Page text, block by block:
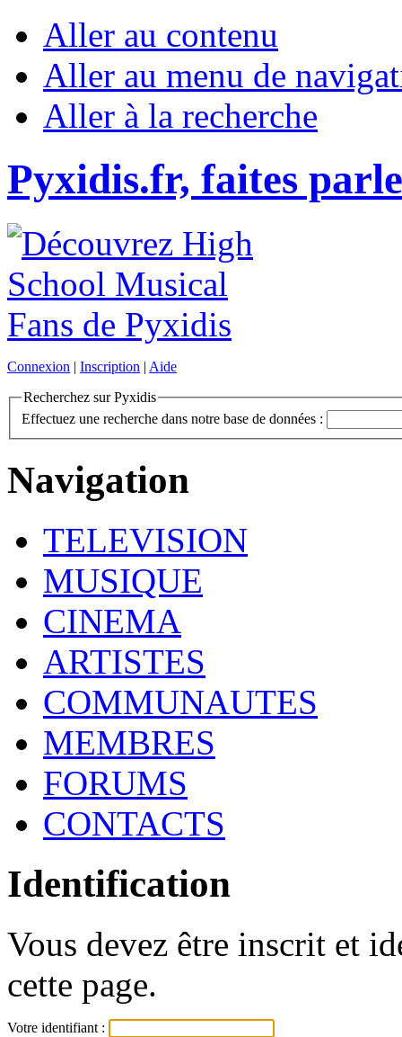
Aller au contenu
Aller au menu de
Aller à la recherche
Pyxidis.fr, faites
Connexion | Inscription | Aide
Recherchez sur Pyxidis
Effectuez une recherche dans notre base de données :
Navigation
TELEVISION
MUSIQUE
CINEMA
ARTISTES
COMMUNAUTES
MEMBRES
FORUMS
CONTACTS
Identification
Vous devez être inscrit et
cette page.
Votre identifiant :